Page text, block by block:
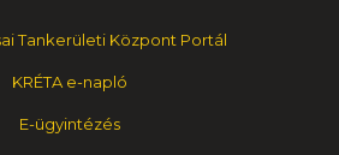
Tankerületi Központ Portál
KRÉTA e-napló
E-ügyintézés